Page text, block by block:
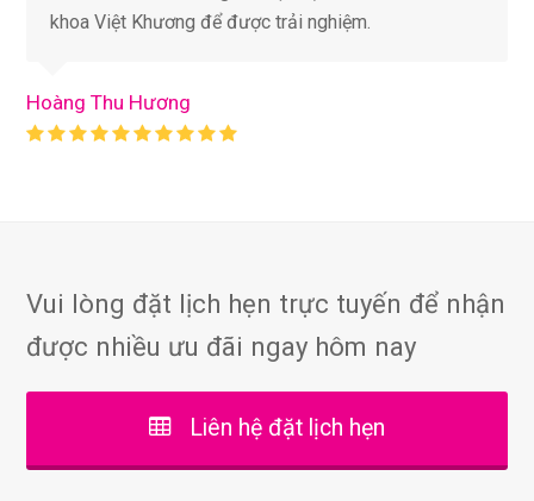
khoa Việt Khương để được trải nghiệm.
Hoàng Thu Hương
Vui lòng đặt lịch hẹn trực tuyến để nhận
được nhiều ưu đãi ngay hôm nay
Liên hệ đặt lịch hẹn